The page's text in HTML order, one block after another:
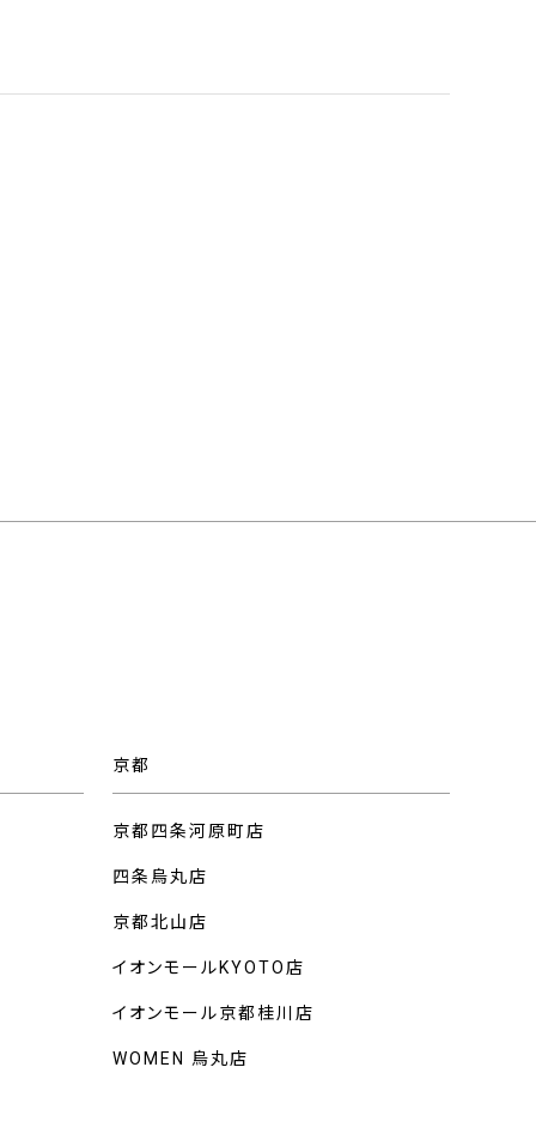
京都
京都四条河原町店
四条烏丸店
京都北山店
イオンモールKYOTO店
イオンモール京都桂川店
WOMEN 烏丸店